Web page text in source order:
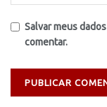
Salvar meus
comentar.